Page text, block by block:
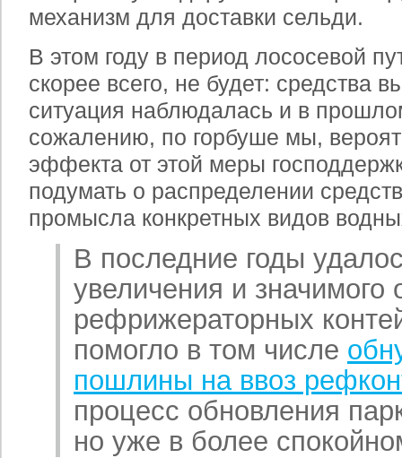
механизм для доставки сельди.
В этом году в период лососевой
скорее всего, не будет: средства
ситуация наблюдалась и в
сожалению, по горбуше мы,
эффекта от этой меры
подумать о распределении
промысла конкретных видов
В последние годы
увеличения и значимого
рефрижераторных
помогло в том числе
пошлины на ввоз
процесс обновления
но уже в более